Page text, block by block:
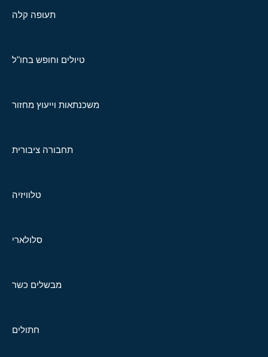
תעופה קלה
טיולים וחופש בחו"ל
משכנתאות וייעוץ מחזור
תחבורה ציבורית
טלוויזיה
סלולארי
מבשלים כשר
חתולים